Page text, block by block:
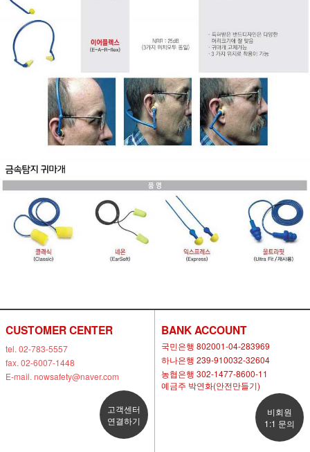
CUSTOMER CENTER
tel. 02-783-5557
fax. 02-6007-1448
E-mail. nowsafety@naver.com
고객센터
연결하기
BANK ACCOUNT
국민은행 802001-04-283969
하나은행 239-910032-32604
농협은행 302-1477-8600-11
예금주 박연화(안전만들기)
비회원
1:1 문의